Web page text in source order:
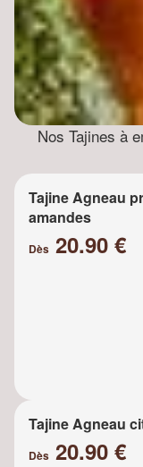
Nos Tajines à
Tajine Agneau
amandes
Dès 20.90 €
Tajine Agneau
Dès 20.90 €